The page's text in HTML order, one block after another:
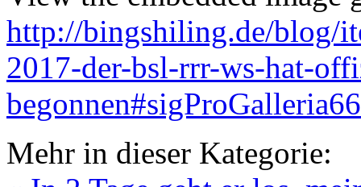
http://bingshiling.de/blog/
2017-der-bsl-rrr-ws-hat-
Mehr in dieser Kategorie: